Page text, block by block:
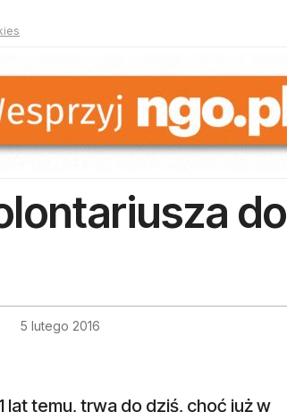
do
5 lutego 2016
lat temu, trwa do dziś, choć już w